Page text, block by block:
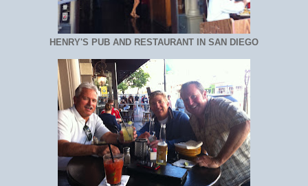
HENRY'S PUB AND RESTAURANT IN SAN DIEGO